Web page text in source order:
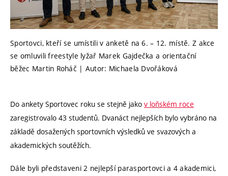
Sportovci, kteří se umístili v anketě na 6. – 12. místě. Z akce
se omluvili freestyle lyžař Marek Gajdečka a orientační
běžec Martin Roháč | Autor: Michaela Dvořáková
Do ankety Sportovec roku se stejně jako v loňském roce
zaregistrovalo 43 studentů. Dvanáct nejlepších bylo vybráno na
základě dosažených sportovních výsledků ve svazových a
akademických soutěžích.
Dále byli představeni 2 nejlepší parasportovci a 4 akademici,